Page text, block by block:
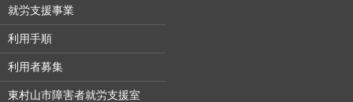
就労支援事業
利用手順
利用者募集
東村山市障害者就労支援室